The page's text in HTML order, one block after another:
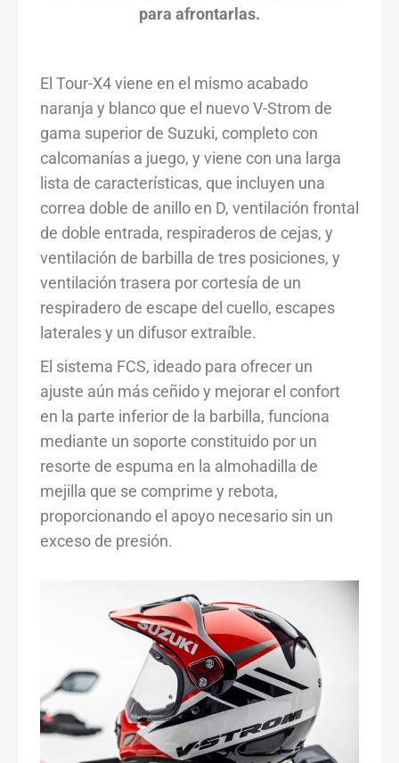
para afrontarlas.
El Tour-X4 viene en el mismo acabado
naranja y blanco que el nuevo V-Strom de
gama superior de Suzuki, completo con
calcomanías a juego, y viene con una larga
lista de características, que incluyen una
correa doble de anillo en D, ventilación frontal
de doble entrada, respiraderos de cejas, y
ventilación de barbilla de tres posiciones, y
ventilación trasera por cortesía de un
respiradero de escape del cuello, escapes
laterales y un difusor extraíble.
El sistema FCS, ideado para ofrecer un
ajuste aún más ceñido y mejorar el confort
en la parte inferior de la barbilla, funciona
mediante un soporte constituido por un
resorte de espuma en la almohadilla de
mejilla que se comprime y rebota,
proporcionando el apoyo necesario sin un
exceso de presión.